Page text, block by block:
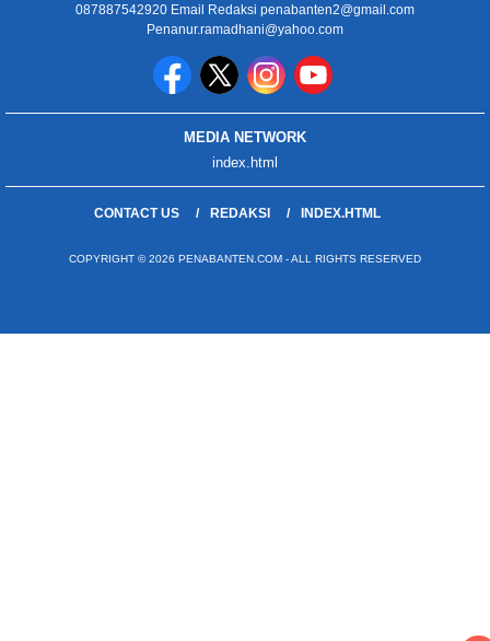
087887542920 Email Redaksi penabanten2@gmail.com
Penanur.ramadhani@yahoo.com
MEDIA NETWORK
index.html
CONTACT US REDAKSI INDEX.HTML
COPYRIGHT © 2026 PENABANTEN.COM - ALL RIGHTS RESERVED